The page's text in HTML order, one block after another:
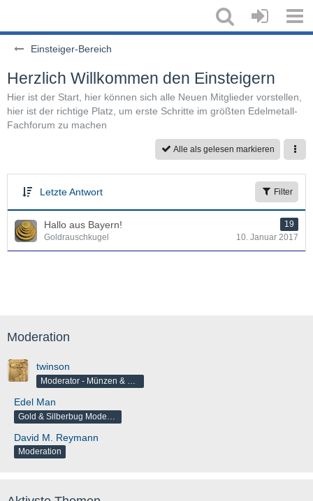
Einsteiger-Bereich
Herzlich Willkommen den Einsteigern
Hier ist der Start, hier können sich alle Neuen Mitglieder vorstellen,
hier ist der richtige Platz, um erste Schritte im größten Edelmetall-
Fachforum zu machen
Alle als gelesen markieren
Letzte Antwort Filter
Hallo aus Bayern!
19
Goldrauschkugel
10. Januar 2017
Moderation
twinson
Edel Man
David M. Reymann
Moderation